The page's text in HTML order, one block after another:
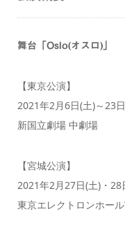
舞台「Oslo(オスロ)」
【東京公演】
2021年2月6日(土)～23
新国立劇場 中劇場
【宮城公演】
2021年2月27日(土)・
東京エレクトロンホー